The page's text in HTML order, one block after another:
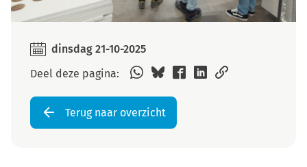
dinsdag 21-10-2025
Deel deze pagina:
Terug naar overzicht